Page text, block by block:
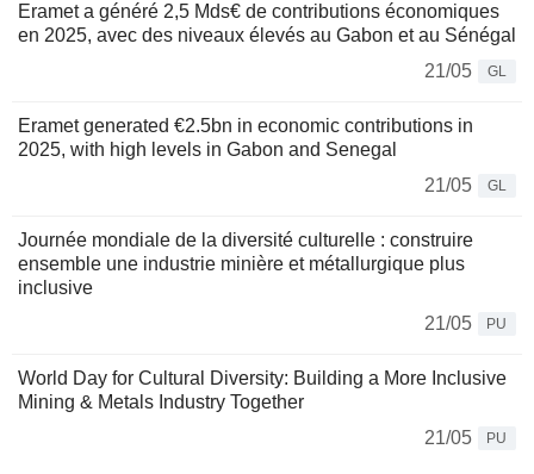
Eramet a généré 2,5 Mds€ de contributions économiques
en 2025, avec des niveaux élevés au Gabon et au Sénégal
21/05
GL
Eramet generated €2.5bn in economic contributions in
2025, with high levels in Gabon and Senegal
21/05
GL
Journée mondiale de la diversité culturelle : construire
ensemble une industrie minière et métallurgique plus
inclusive
21/05
PU
World Day for Cultural Diversity: Building a More Inclusive
Mining & Metals Industry Together
21/05
PU